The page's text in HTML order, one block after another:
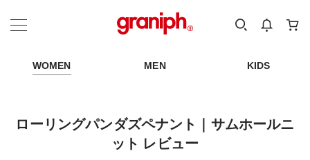
カテゴリーから探す
WOMEN MEN KIDS
ローリングパンダズペナント｜サムホールニ
ット レビュー